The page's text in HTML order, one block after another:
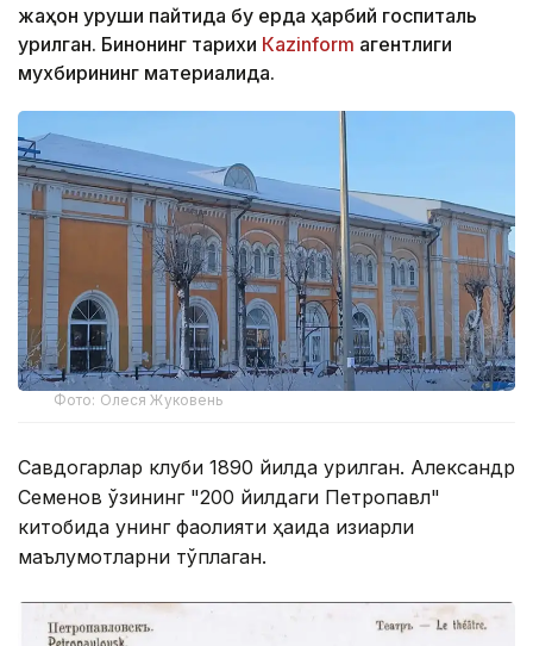
жаҳон уруши пайтида бу ерда ҳарбий госпиталь
қурилган. Бинонинг тарихи Каzinform агентлиги
мухбирининг материалида.
Фото: Олеся Жуковень
Савдогарлар клуби 1890 йилда қурилган. Александр
Семенов ўзининг "200 йилдаги Петропавл"
китобида унинг фаолияти ҳақида қизиқарли
маълумотларни тўплаган.